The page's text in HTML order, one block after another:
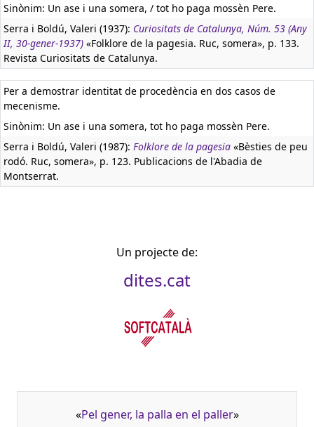
Sinònim: Un ase i una somera, / tot ho paga mossèn Pere.
Serra i Boldú, Valeri (1937): Curiositats de Catalunya, Núm. 53 (Any
II, 30-gener-1937) «Folklore de la pagesia. Ruc, somera», p. 133.
Revista Curiositats de Catalunya.
Per a demostrar identitat de procedència en dos casos de
mecenisme.
Sinònim: Un ase i una somera, tot ho paga mossèn Pere.
Serra i Boldú, Valeri (1987): Folklore de la pagesia «Bèsties de peu
rodó. Ruc, somera», p. 123. Publicacions de l'Abadia de
Montserrat.
Un projecte de:
dites.cat
«Pel gener, la palla en el paller»